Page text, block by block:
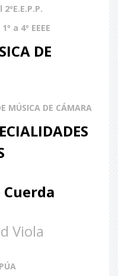
a 4º EEEE
DE
MÚSICA DE CÁMARA
Viola